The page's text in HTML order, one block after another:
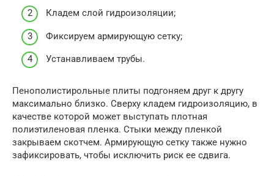
Кладем слой гидроизоляции;
Фиксируем армирующую сетку;
Устанавливаем трубы.
Пенополистирольные плиты подгоняем друг к другу
максимально близко. Сверху кладем гидроизоляцию, в
качестве которой может выступать плотная
полиэтиленовая пленка. Стыки между пленкой
закрываем скотчем. Армирующую сетку также нужно
зафиксировать, чтобы исключить риск ее сдвига.